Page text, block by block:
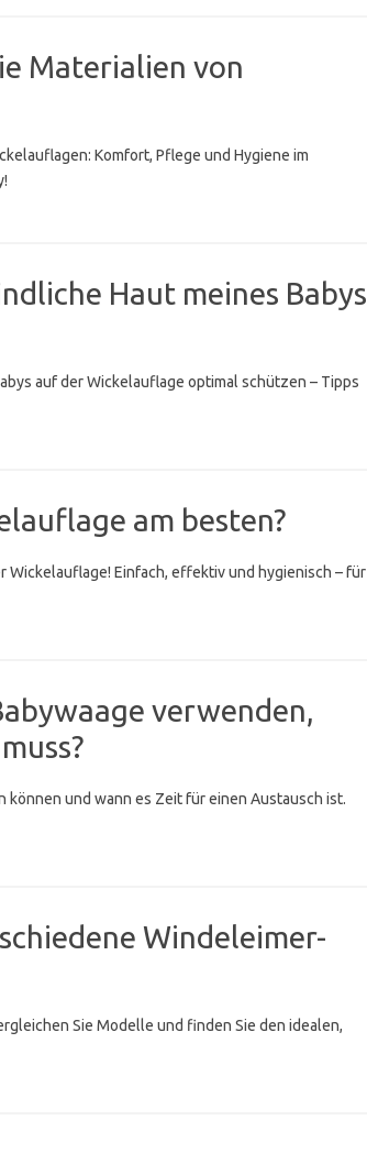
Materialien von
Komfort, Pflege und Hygiene im
Haut meines Babys
auf der Wickelauflage optimal schützen – Tipps
am besten?
Wickelauflage! Einfach, effektiv und hygienisch – für
verwenden,
können und wann es Zeit für einen Austausch ist.
Windeleimer-
Sie Modelle und finden Sie den idealen,